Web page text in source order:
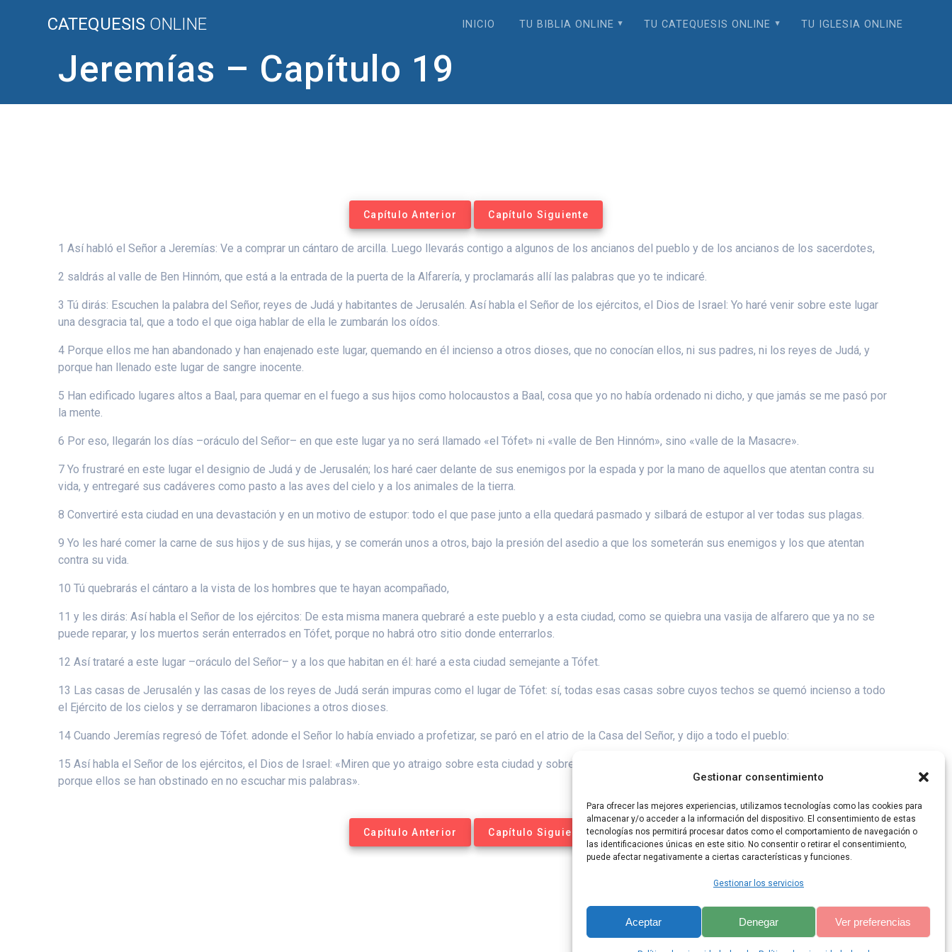
Gestionar consentimiento
Para ofrecer las mejores experiencias, utilizamos tecnologías como las cookies para
almacenar y/o acceder a la información del dispositivo. El consentimiento de estas
tecnologías nos permitirá procesar datos como el comportamiento de navegación o
las identificaciones únicas en este sitio. No consentir o retirar el consentimiento,
puede afectar negativamente a ciertas características y funciones.
Gestionar los servicios
Aceptar Denegar Ver preferencias
CATEQUESIS ONLINE INICIO TU BIBLIA ONLINE TU CATEQUESIS ONLINE TU IGLESIA ONLINE
Jeremías – Capítulo 19
Capítulo Anterior Capítulo Siguiente
1 Así habló el Señor a Jeremías: Ve a comprar un cántaro de arcilla. Luego llevarás contigo a algunos de los ancianos del pueblo y de los ancianos de los sacerdotes,
2 saldrás al valle de Ben Hinnóm, que está a la entrada de la puerta de la Alfarería, y proclamarás allí las palabras que yo te indicaré.
3 Tú dirás: Escuchen la palabra del Señor, reyes de Judá y habitantes de Jerusalén. Así habla el Señor de los ejércitos, el Dios de Israel: Yo haré venir sobre este lugar
una desgracia tal, que a todo el que oiga hablar de ella le zumbarán los oídos.
4 Porque ellos me han abandonado y han enajenado este lugar, quemando en él incienso a otros dioses, que no conocían ellos, ni sus padres, ni los reyes de Judá, y
porque han llenado este lugar de sangre inocente.
5 Han edificado lugares altos a Baal, para quemar en el fuego a sus hijos como holocaustos a Baal, cosa que yo no había ordenado ni dicho, y que jamás se me pasó por
la mente.
6 Por eso, llegarán los días –oráculo del Señor– en que este lugar ya no será llamado «el Tófet» ni «valle de Ben Hinnóm», sino «valle de la Masacre».
7 Yo frustraré en este lugar el designio de Judá y de Jerusalén; los haré caer delante de sus enemigos por la espada y por la mano de aquellos que atentan contra su
vida, y entregaré sus cadáveres como pasto a las aves del cielo y a los animales de la tierra.
8 Convertiré esta ciudad en una devastación y en un motivo de estupor: todo el que pase junto a ella quedará pasmado y silbará de estupor al ver todas sus plagas.
9 Yo les haré comer la carne de sus hijos y de sus hijas, y se comerán unos a otros, bajo la presión del asedio a que los someterán sus enemigos y los que atentan
contra su vida.
10 Tú quebrarás el cántaro a la vista de los hombres que te hayan acompañado,
11 y les dirás: Así habla el Señor de los ejércitos: De esta misma manera quebraré a este pueblo y a esta ciudad, como se quiebra una vasija de alfarero que ya no se
puede reparar, y los muertos serán enterrados en Tófet, porque no habrá otro sitio donde enterrarlos.
12 Así trataré a este lugar –oráculo del Señor– y a los que habitan en él: haré a esta ciudad semejante a Tófet.
13 Las casas de Jerusalén y las casas de los reyes de Judá serán impuras como el lugar de Tófet: sí, todas esas casas sobre cuyos techos se quemó incienso a todo
el Ejército de los cielos y se derramaron libaciones a otros dioses.
14 Cuando Jeremías regresó de Tófet. adonde el Señor lo había enviado a profetizar, se paró en el atrio de la Casa del Señor, y dijo a todo el pueblo:
15 Así habla el Señor de los ejércitos, el Dios de Israel: «Miren que yo atraigo sobre esta ciudad y sobre sus poblados toda la desgracia con que los había amenazado,
porque ellos se han obstinado en no escuchar mis palabras».
Capítulo Anterior Capítulo Siguiente